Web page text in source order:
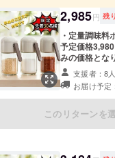
2,985円 残
・定量調味料
予定価格
みの価格となります。
援購入により
合、正規販売
り下がる可能
注文状況、使
造工程上の都
支援者：8人
お届け予定
このリターンを